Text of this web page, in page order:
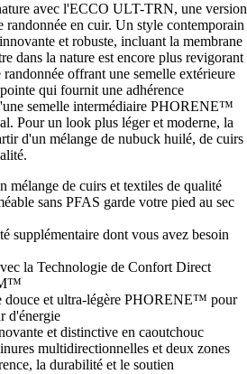
avec l'ECCO ULT-TRN, une version
randonnée en cuir. Un style contemporain
et robuste, incluant la membrane
dans la nature est encore plus revigorant
offrant une semelle extérieure
qui fournit une adhérence
semelle intermédiaire PHORENE™
Pour un look plus léger et moderne, la
d'un mélange de nubuck huilé, de cuirs
mélange de cuirs et textiles de qualité
sans PFAS garde votre pied au sec
supplémentaire dont vous avez besoin
la Technologie de Confort Direct
douce et ultra-légère PHORENE™ pour
d'énergie
et distinctive en caoutchouc
multidirectionnelles et deux zones
la durabilité et le soutien